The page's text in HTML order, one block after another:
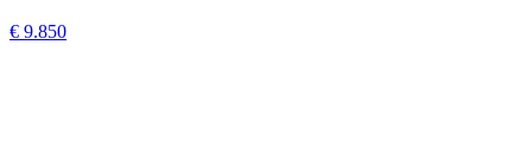
€ 9.850